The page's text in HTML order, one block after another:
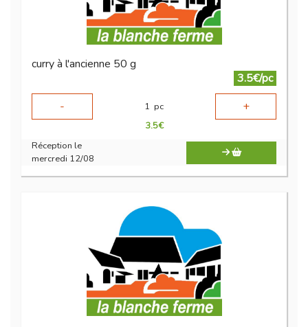
curry à l'ancienne 50 g
3.5€/pc
-
1 pc +
3.5€
Réception le
mercredi 12/08